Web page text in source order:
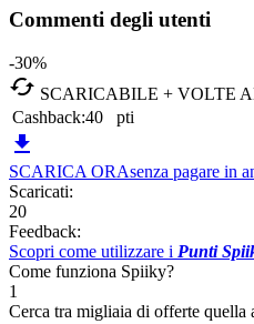
Commenti degli utenti
-30%
 SCARICABILE + VOLTE
Cashback:40 pti

SCARICA ORAsenza pagare in
Scaricati:
20
Feedback:
Scopri come utilizzare i Punti
Come funziona Spiiky?
1
Cerca tra migliaia di offerte quella